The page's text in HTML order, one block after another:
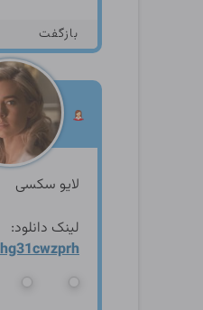
بازگفت
لایو سکسی
لینک دانلود:
cwzprh